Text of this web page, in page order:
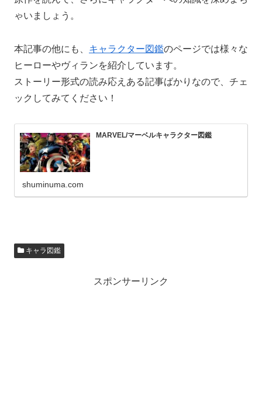
ゃいましょう。
本記事の他にも、 キャラクター図鑑のページでは様々な
ヒーローやヴィランを紹介しています。
ストーリー形式の読み応えある記事ばかりなので、チェ
ックしてみてください！
MARVEL/マーベルキャラクター図鑑
shuminuma.com
キャラ図鑑
スポンサーリンク